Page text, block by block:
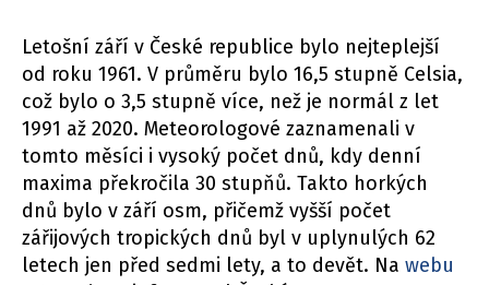
Letošní září v České republice bylo nejteplejší
od roku 1961. V průměru bylo 16,5 stupně Celsia,
což bylo o 3,5 stupně více, než je normál z let
1991 až 2020. Meteorologové zaznamenali v
tomto měsíci i vysoký počet dnů, kdy denní
maxima překročila 30 stupňů. Takto horkých
dnů bylo v září osm, přičemž vyšší počet
zářijových tropických dnů byl v uplynulých 62
letech jen před sedmi lety, a to devět. Na webu